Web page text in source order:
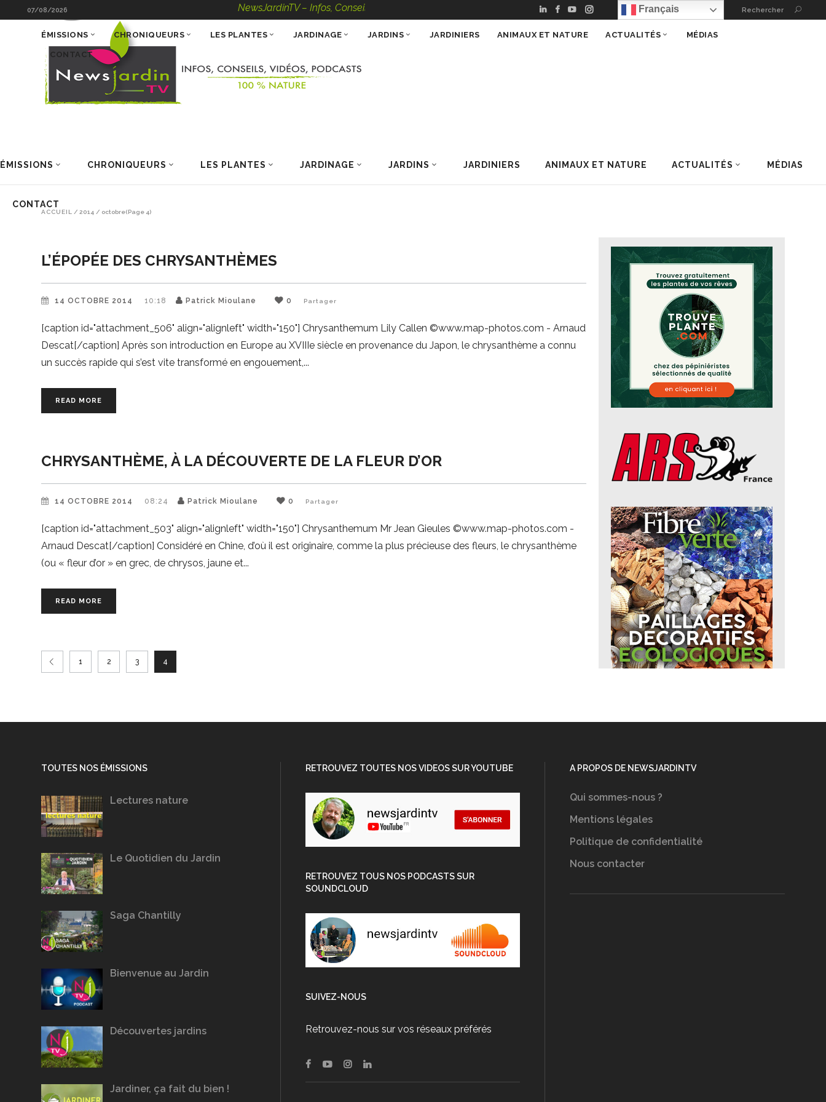
07/08/2026 NewsJardinTV – Infos, Conseils, Vidéos, Podcasts – 100 % Nature Français Rechercher
ÉMISSIONS CHRONIQUEURS LES PLANTES JARDINAGE JARDINS JARDINIERS ANIMAUX ET NATURE ACTUALITÉS MÉDIAS
CONTACT
ÉMISSIONS CHRONIQUEURS LES PLANTES JARDINAGE JARDINS JARDINIERS ANIMAUX ET NATURE ACTUALITÉS MÉDIAS
CONTACT
ACCUEIL / 2014 / octobre(Page 4)
L’ÉPOPÉE DES CHRYSANTHÈMES
14 OCTOBRE 2014 10:18 Patrick Mioulane 0 Partager
[caption id="attachment_506" align="alignleft" width="150"] Chrysanthemum Lily Callen ©www.map-photos.com - Arnaud
Descat[/caption] Après son introduction en Europe au XVIIIe siècle en provenance du Japon, le chrysanthème a connu
un succès rapide qui s’est vite transformé en engouement,
READ MORE
CHRYSANTHÈME, À LA DÉCOUVERTE DE LA FLEUR D’OR
14 OCTOBRE 2014 08:24 Patrick Mioulane 0 Partager
[caption id="attachment_503" align="alignleft" width="150"] Chrysanthemum Mr Jean Gieules ©www.map-photos.com -
Arnaud Descat[/caption] Considéré en Chine, d’où il est originaire, comme la plus précieuse des fleurs, le chrysanthème
(ou « fleur d’or » en grec, de chrysos, jaune et
READ MORE
1 2 3 4
TOUTES NOS ÉMISSIONS
Lectures nature
Le Quotidien du Jardin
Saga Chantilly
Bienvenue au Jardin
Découvertes jardins
Jardiner, ça fait du bien !
RETROUVEZ TOUTES NOS VIDEOS SUR YOUTUBE
RETROUVEZ TOUS NOS PODCASTS SUR
SOUNDCLOUD
SUIVEZ-NOUS
Retrouvez-nous sur vos réseaux préférés
A PROPOS DE NEWSJARDINTV
Qui sommes-nous ?
Mentions légales
Politique de confidentialité
Nous contacter